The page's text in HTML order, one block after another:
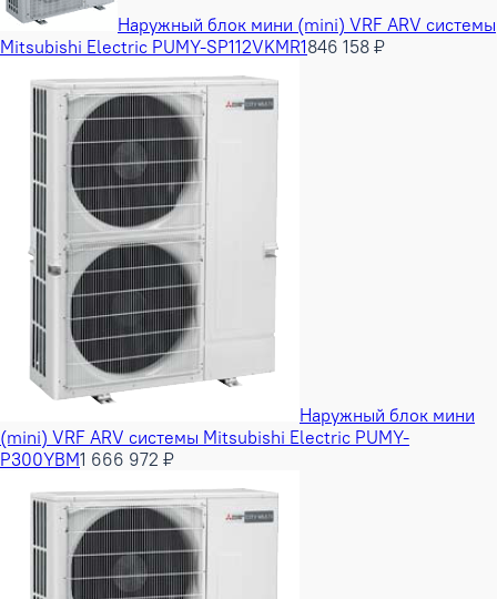
Наружный блок мини (mini) VRF ARV системы
Mitsubishi Electric PUMY-SP112VKMR1846 158 ₽
Наружный блок мини
(mini) VRF ARV системы Mitsubishi Electric PUMY-
P300YBM1 666 972 ₽